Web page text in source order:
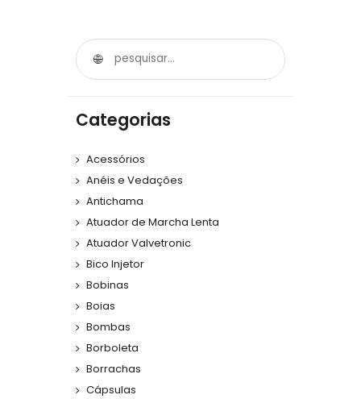
Categorias
Acessórios
Anéis e Vedações
Antichama
Atuador de Marcha Lenta
Atuador Valvetronic
Bico Injetor
Bobinas
Boias
Bombas
Borboleta
Borrachas
Cápsulas